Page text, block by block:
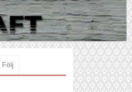
Följ
främst